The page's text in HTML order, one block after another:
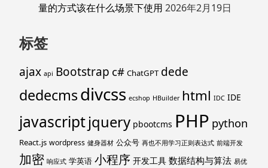
量的方式该在什么场景下使用 2026年2月19日
标签
ajax api Bootstrap c# ChatGPT dede
dedecmsdivcss ecshop HBuilder html IDC IDE
javascriptjquery pbootcms PHP python
React.js wordpress 健身器材 公众号 再也不用学习正则表达式 前端开发
加密 响应式 学英语 小程序 开发工具 数据结构与算法 易优